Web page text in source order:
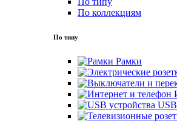
По коллекциям
По типу
Рамки